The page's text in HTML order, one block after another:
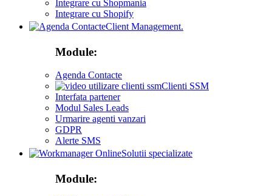
Integrare cu Shopmania
Integrare cu Shopify
Client Management.
Module:
Agenda Contacte
Clienti SSM
Interfata partener
Modul Sales Leads
Urmarire agenti vanzari
GDPR
Alerte SMS
Solutii specializate
Module: